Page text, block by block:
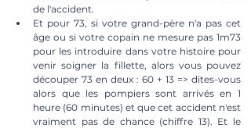
de l'accident.
Et pour 73, si votre grand-père n'a pas cet
âge ou si votre copain ne mesure pas 1m73
pour les introduire dans votre histoire pour
venir soigner la fillette, alors vous pouvez
découper 73 en deux : 60 + 13 => dites-vous
alors que les pompiers sont arrivés en 1
heure (60 minutes) et que cet accident n'est
vraiment pas de chance (chiffre 13). Et le